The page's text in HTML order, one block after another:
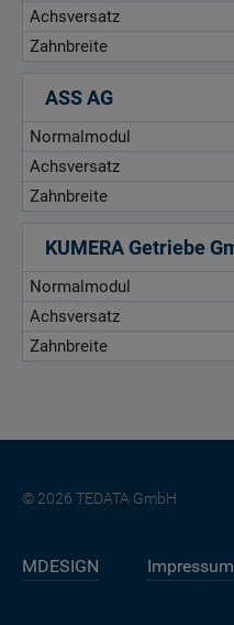
Achsversatz
Zahnbreite
ASS AG
Normalmodul
Achsversatz
Zahnbreite
KUMERA Getriebe
Normalmodul
Achsversatz
Zahnbreite
© 2026 TEDATA GmbH
MDESIGN Impressum